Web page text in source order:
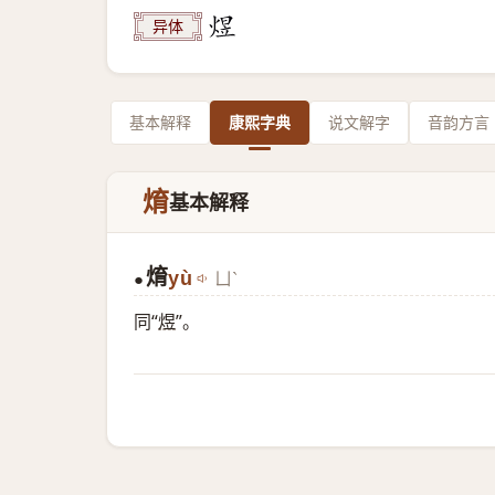
异体
基本解释 康熙字典 说文解字 音韵方言
焴基本解释
● 焴yù ㄩˋ
同“煜”。